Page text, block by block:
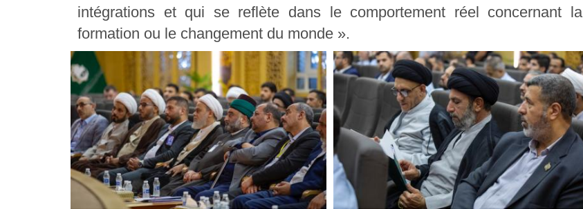
intégrations et qui se reflète dans le comportement réel concernant la
formation ou le changement du monde ».